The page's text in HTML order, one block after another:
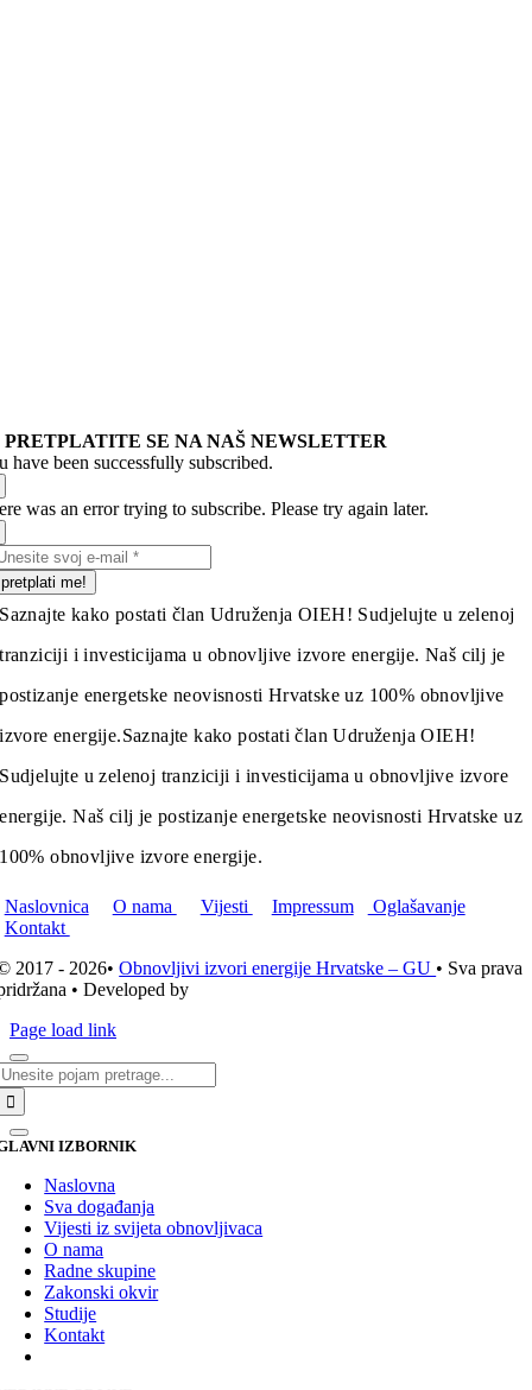
PRETPLATITE SE NA NAŠ NEWSLETTER
have been successfully subscribed.
was an error trying to subscribe. Please try again later.
pretplati me!
Saznajte kako postati član Udruženja OIEH! Sudjelujte u zelenoj
tranziciji i investicijama u obnovljive izvore energije. Naš cilj je
postizanje energetske neovisnosti Hrvatske uz 100% obnovljive
izvore energije.Saznajte kako postati član Udruženja OIEH!
Sudjelujte u zelenoj tranziciji i investicijama u obnovljive izvore
energije. Naš cilj je postizanje energetske neovisnosti Hrvatske uz
100% obnovljive izvore energije.
Naslovnica O nama Vijesti Impressum
Oglašavanje
Kontakt
2017 - 2026•Obnovljivi izvori energije Hrvatske – GU • Sva prava
• Developed by
Page load link
IZBORNIK
Naslovna
Sva događanja
Vijesti iz svijeta obnovljivaca
O nama
Radne skupine
Zakonski okvir
Studije
Kontakt